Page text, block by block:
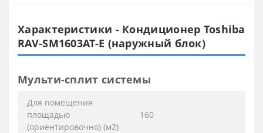
Характеристики - Кондиционер Toshiba
RAV-SM1603AT-E (наружный блок)
Мульти-сплит системы
Для помещения
площадью
(ориентировочно) (м2)
160